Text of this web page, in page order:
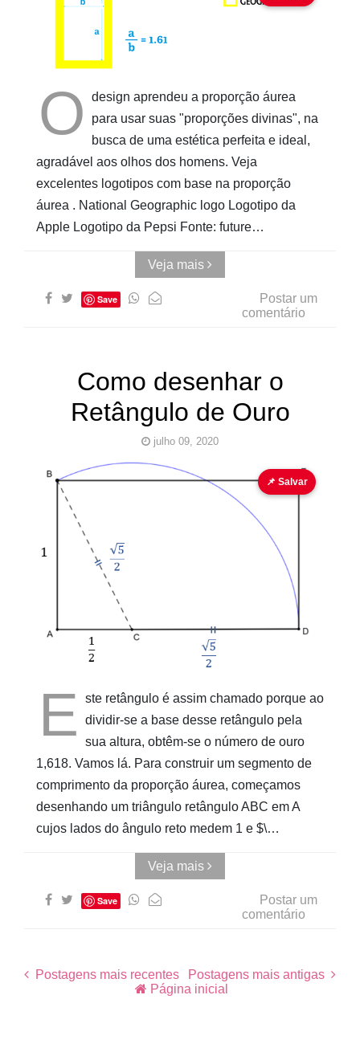
Pinturas
O
design aprendeu a proporção áurea
para usar suas "proporções divinas", na
busca de uma estética perfeita e ideal,
agradável aos olhos dos homens. Veja
excelentes logotipos com base na proporção
áurea . National Geographic logo Logotipo da
Apple Logotipo da Pepsi Fonte: future…
Veja mais
Save
Postar um
comentário
Como desenhar o
Retângulo de Ouro
julho 09, 2020
PHI
Pinturas
📌 Salvar
E
ste retângulo é assim chamado porque ao
dividir-se a base desse retângulo pela
sua altura, obtêm-se o número de ouro
1,618. Vamos lá. Para construir um segmento de
comprimento da proporção áurea, começamos
desenhando um triângulo retângulo ABC em A
cujos lados do ângulo reto medem 1 e $\…
Veja mais
Save
Postar um
comentário
Postagens mais recentes
Postagens mais antigas
Página inicial